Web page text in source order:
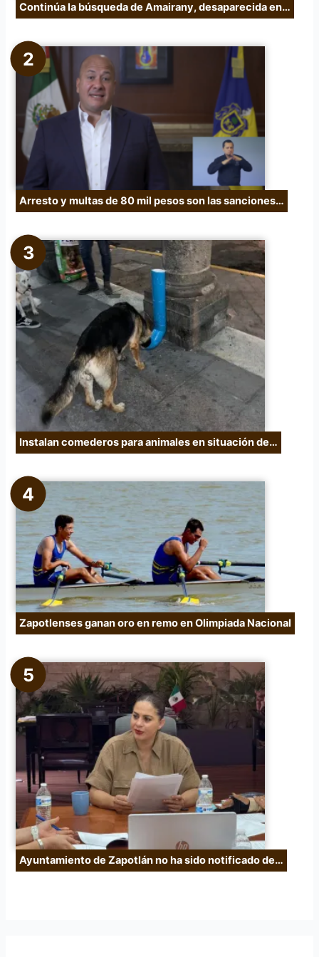
Continúa la búsqueda de Amairany, desaparecida en…
Arresto y multas de 80 mil pesos son las sanciones…
Instalan comederos para animales en situación de…
Zapotlenses ganan oro en remo en Olimpiada Nacional
Ayuntamiento de Zapotlán no ha sido notificado de…